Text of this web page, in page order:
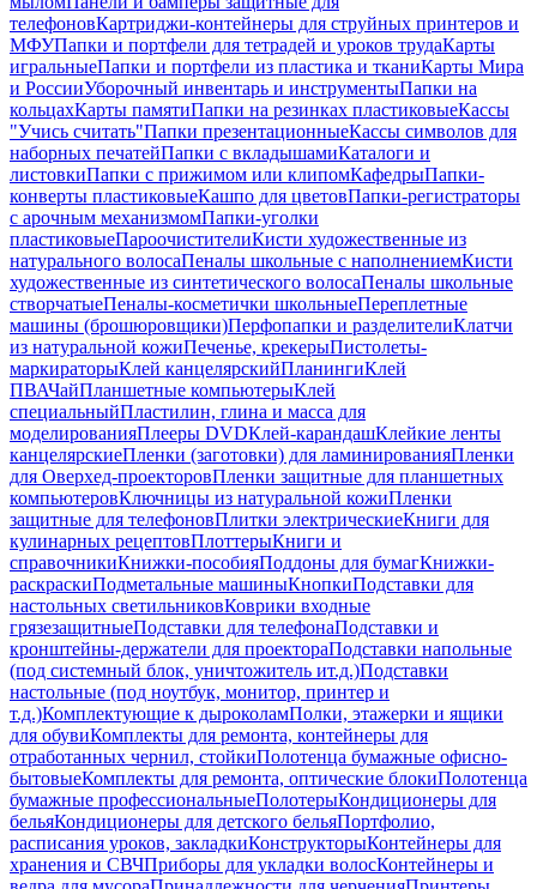
телефоновКартриджи-контейнеры для струйных принтеров и
МФУПапки и портфели для тетрадей и уроков трудаКарты
игральныеПапки и портфели из пластика и тканиКарты Мира
и РоссииУборочный инвентарь и инструментыПапки на
кольцахКарты памятиПапки на резинках пластиковыеКассы
"Учись считать"Папки презентационныеКассы символов для
наборных печатейПапки с вкладышамиКаталоги и
листовкиПапки с прижимом или клипомКафедрыПапки-
конверты пластиковыеКашпо для цветовПапки-регистраторы
с арочным механизмомПапки-уголки
пластиковыеПароочистителиКисти художественные из
натурального волосаПеналы школьные с наполнениемКисти
художественные из синтетического волосаПеналы школьные
створчатыеПеналы-косметички школьныеПереплетные
машины (брошюровщики)Перфопапки и разделителиКлатчи
из натуральной кожиПеченье, крекерыПистолеты-
маркираторыКлей канцелярскийПланингиКлей
ПВАЧайПланшетные компьютерыКлей
специальныйПластилин, глина и масса для
моделированияПлееры DVDКлей-карандашКлейкие ленты
канцелярскиеПленки (заготовки) для ламинированияПленки
для Оверхед-проекторовПленки защитные для планшетных
компьютеровКлючницы из натуральной кожиПленки
защитные для телефоновПлитки электрическиеКниги для
кулинарных рецептовПлоттерыКниги и
справочникиКнижки-пособияПоддоны для бумагКнижки-
раскраскиПодметальные машиныКнопкиПодставки для
настольных светильниковКоврики входные
грязезащитныеПодставки для телефонаПодставки и
кронштейны-держатели для проектораПодставки напольные
(под системный блок, уничтожитель ит.д.)Подставки
настольные (под ноутбук, монитор, принтер и
т.д.)Комплектующие к дыроколамПолки, этажерки и ящики
для обувиКомплекты для ремонта, контейнеры для
отработанных чернил, стойкиПолотенца бумажные офисно-
бытовыеКомплекты для ремонта, оптические блокиПолотенца
бумажные профессиональныеПолотерыКондиционеры для
бельяКондиционеры для детского бельяПортфолио,
расписания уроков, закладкиКонструкторыКонтейнеры для
хранения и СВЧПриборы для укладки волосКонтейнеры и